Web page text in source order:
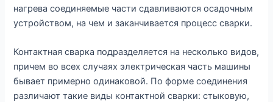
нагрева соединяемые части сдавливаются осадочным
устройством, на чем и заканчивается процесс сварки.
Контактная сварка подразделяется на несколько видов,
причем во всех случаях электрическая часть машины
бывает примерно одинаковой. По форме соединения
различают такие виды контактной сварки: стыковую,